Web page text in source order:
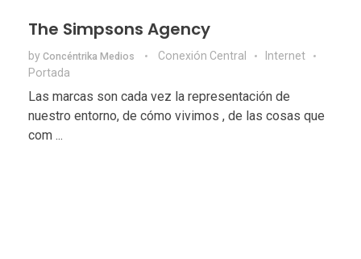
The Simpsons Agency
by Concéntrika Medios Conexión Central
Internet
Portada
Las marcas son cada vez la representación de
nuestro entorno, de cómo vivimos , de las cosas que
com ...